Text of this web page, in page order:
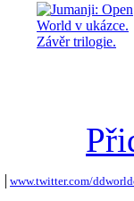
www.twitter.com/